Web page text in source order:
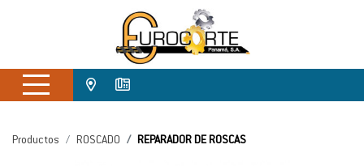
Productos ROSCADO REPARADOR DE ROSCAS